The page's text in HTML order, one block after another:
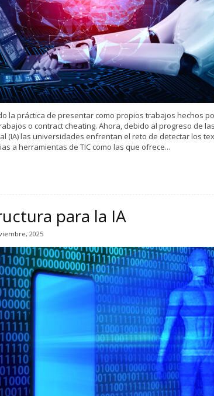
la práctica de presentar como propios trabajos hechos
o contract cheating. Ahora, debido al progreso de
(IA) las universidades enfrentan el reto de detectar los
a herramientas de TIC como las que ofrece...
para la IA
2025